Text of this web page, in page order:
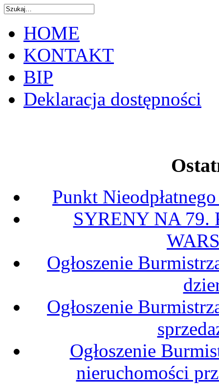
HOME
KONTAKT
BIP
Deklaracja dostępności
Punkt
SYRENY NA 79.
Ogłoszenie
Ogłoszenie
Ogłoszenie
nieruchomości